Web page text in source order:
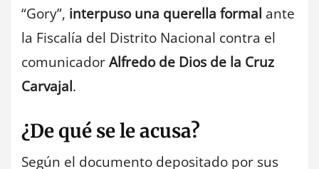
“Gory”, interpuso una querella formal ante
la Fiscalía del Distrito Nacional contra el
comunicadorAlfredo de Dios de la Cruz
Carvajal.
¿De qué se le acusa?
Según el documento depositado por sus